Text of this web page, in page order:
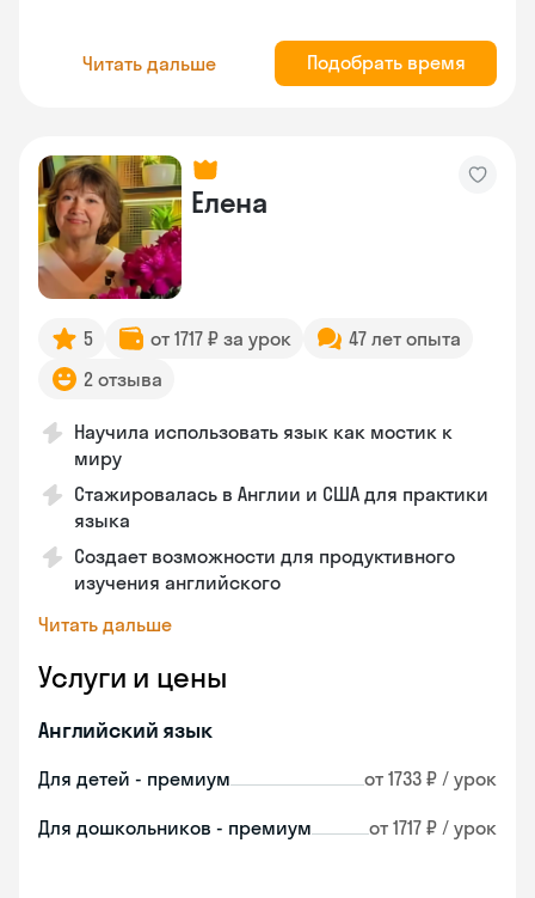
Читать дальше Подобрать время
Елена
5 от 1717 ₽ за урок
47 лет опыта
2 отзыва
Научила использовать язык как мостик к
миру
Стажировалась в Англии и США для практики
языка
Создает возможности для продуктивного
изучения английского
Читать дальше
Услуги и цены
Английский язык
Для детей - премиум от 1733 ₽ / урок
Для дошкольников - премиум от 1717 ₽ / урок